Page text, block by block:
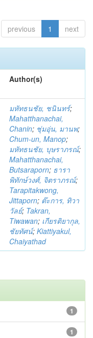
previous 1 next
Author(s)
มหัทธนชัย, ชนินทร์;
Mahatthanachai,
Chanin; ชุ่มอุ่น, มานพ;
Chum-un, Manop;
มหัทธนชัย, บุษราภรณ์;
Mahatthanachai,
Butsaraporn; ธารา
พิทักษ์วงศ์, จิตราภรณ์;
Tarapitakwong,
Jittaporn; ต๊ะการ, ทิวา
วัลย์; Takran,
Tiwawan; เกียรติยากุล,
ชัยทัศน์; Kiattiyakul,
Chaiyathad
1
1